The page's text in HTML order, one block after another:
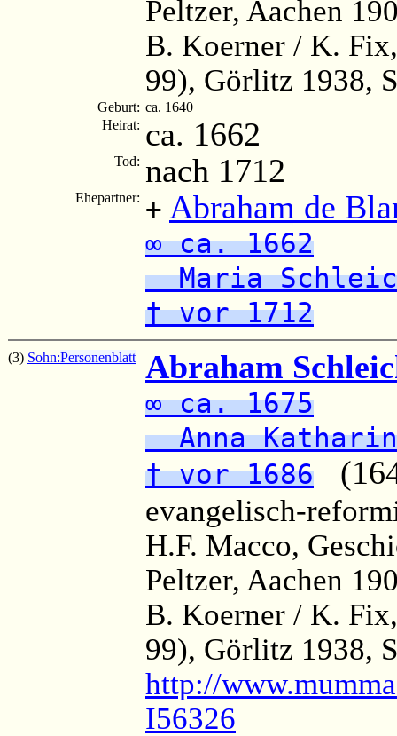
Peltzer, Aachen
B. Koerner / K.
99), Görlitz 1938,
Geburt: ca. 1640
Heirat: ca. 1662
Tod: nach 1712
Ehepartner: + Abraham de
∞ ca. 1662
Maria
† vor 1712
(3) Sohn:Personenblatt Abraham
∞ ca. 1675
Anna
† vor 1686
evangelisch-
H.F. Macco,
Peltzer, Aachen
B. Koerner / K.
99), Görlitz 1938,
http://
I56326